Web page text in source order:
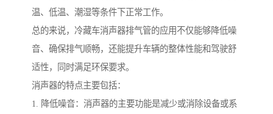
温、低温、潮湿等条件下正常工作。
总的来说，冷藏车消声器排气管的应用不仅能够降低噪
音、确保排气顺畅，还能提升车辆的整体性能和驾驶舒
适性，同时满足环保要求。
消声器的特点主要包括：
1. 降低噪音：消声器的主要功能是减少或消除设备或系